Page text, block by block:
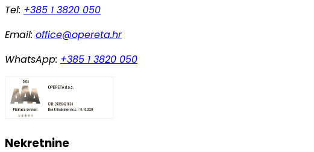
Tel: +385 1 3820 050
Email: office@opereta.hr
WhatsApp: +385 1 3820 050
Nekretnine